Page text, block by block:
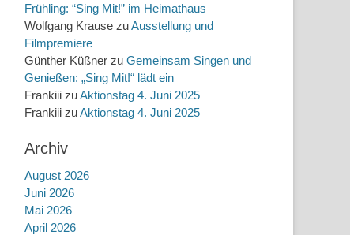
Frühling: “Sing Mit!” im Heimathaus
Wolfgang Krause zuAusstellung und
Filmpremiere
Günther Küßner zu Gemeinsam Singen und
Genießen: „Sing Mit!“ lädt ein
Frankiii zuAktionstag 4. Juni 2025
Frankiii zuAktionstag 4. Juni 2025
Archiv
August 2026
Juni 2026
Mai 2026
April 2026